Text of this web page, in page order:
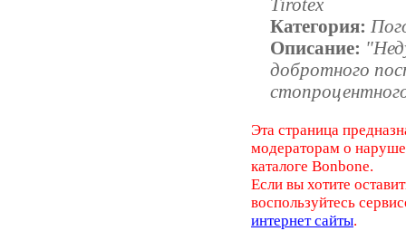
Tirotex
Категория:
Описание:
добротного
Эта страница
модераторам о
каталоге Bonbone.
Если вы хотите
воспользуйтесь
интернет сайты.